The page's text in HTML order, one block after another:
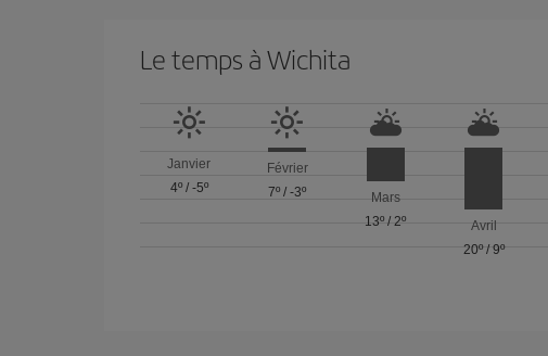
Le temps à Wichita
Janvier
4º/ -5º
Février
7º /-3º
Mars
13º / 2º
Avril
20º/ 9º